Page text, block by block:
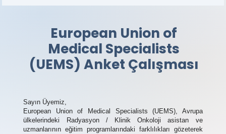
European Union of
Medical Specialists
(UEMS) Anket Çalışması
Sayın Üyemiz,
European Union of Medical Specialists (UEMS), Avrupa
ülkelerindeki Radyasyon / Klinik Onkoloji asistan ve
uzmanlarının eğitim programlarındaki farklılıkları gözeterek